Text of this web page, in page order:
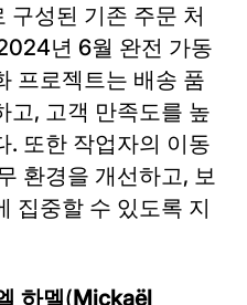
구성된 기존 주문 처
년 6월 완전 가동
프로젝트는 배송 품
고, 고객 만족도를 높
. 또한 작업자의 이동
환경을 개선하고, 보
집중할 수 있도록 지
하멜(Mickaël